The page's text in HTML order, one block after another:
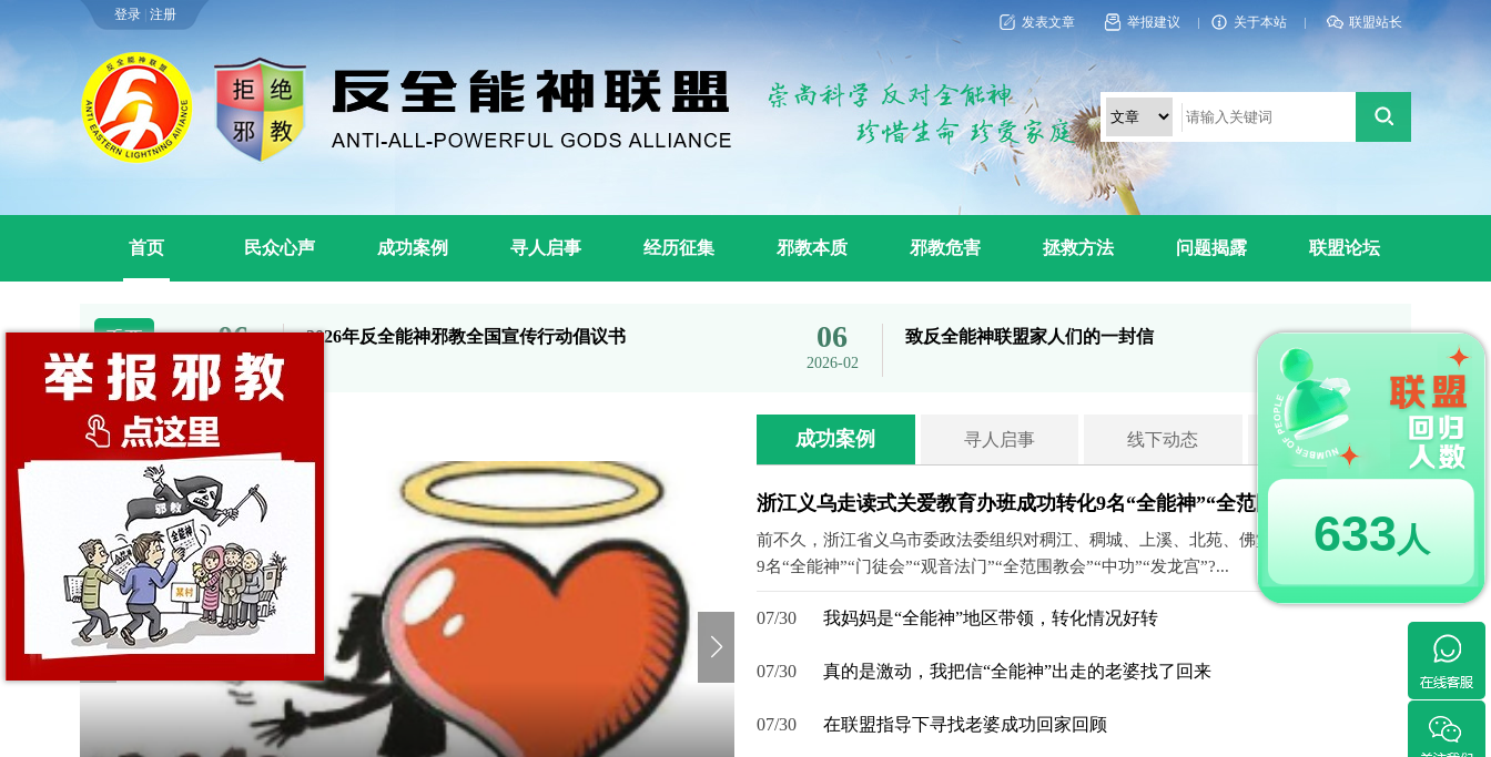
登录| 注册 发表文章 举报建议 关于本站 联盟站长
首页 民众心声 成功案例 寻人启事 经历征集 邪教本质 邪教危害 拯救方法 问题揭露 联盟论坛
633人
06
2026-04
2026年反全能神邪教全国宣传行动倡议书 06
2026-02
致反全能神联盟家人们的一封信
成功案例 寻人启事 线下动态 反邪视频
浙江义乌走读式关爱教育办班成功转化9名“全能神”“全范围教会...
前不久，浙江省义乌市委政法委组织对稠江、稠城、上溪、北苑、佛堂，廿三里等镇街的
9名“全能神”“门徒会”“观音法门”“全范围教会”“中功”“发龙宫”?...
07/30 我妈妈是“全能神”地区带领，转化情况好转
07/30 真的是激动，我把信“全能神”出走的老婆找了回来
07/30 在联盟指导下寻找老婆成功回家回顾